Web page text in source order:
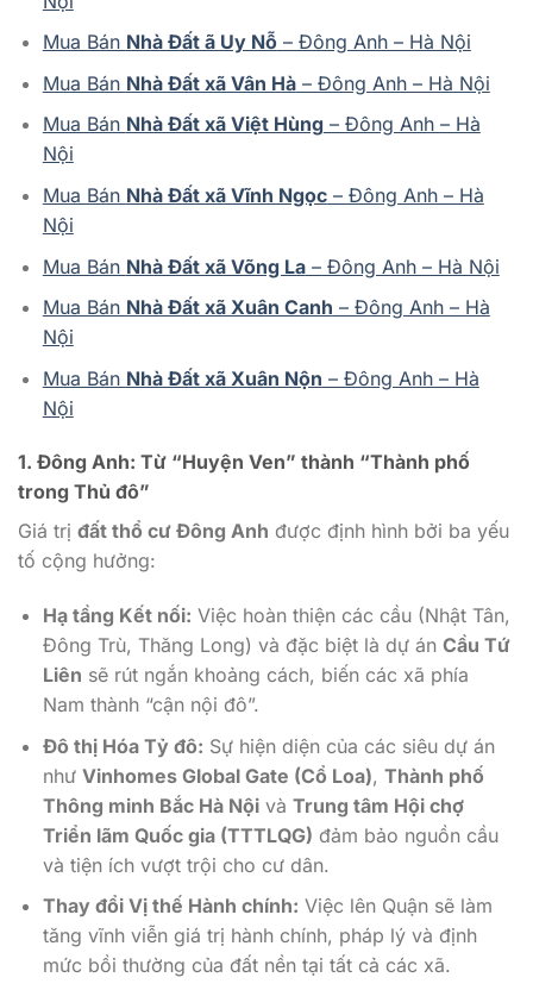
Mua Bán Nhà Đất ã Uy Nỗ– Đông Anh – Hà Nội
Mua Bán Nhà Đất xã Vân Hà– Đông Anh – Hà Nội
Mua Bán Nhà Đất xã Việt Hùng – Đông Anh – Hà
Nội
Mua Bán Nhà Đất xã Vĩnh Ngọc– Đông Anh – Hà
Nội
Mua Bán Nhà Đất xã Võng La– Đông Anh – Hà Nội
Mua Bán Nhà Đất xã Xuân Canh – Đông Anh – Hà
Nội
Mua Bán Nhà Đất xã Xuân Nộn – Đông Anh – Hà
Nội
1. Đông Anh: Từ “Huyện Ven” thành “Thành phố
trong Thủ đô”
Giá trị đất thổ cư Đông Anh được định hình bởi ba yếu
tố cộng hưởng:
Hạ tầng Kết nối: Việc hoàn thiện các cầu (Nhật Tân,
Đông Trù, Thăng Long) và đặc biệt là dự án Cầu Tứ
Liên sẽ rút ngắn khoảng cách, biến các xã phía
Nam thành “cận nội đô”.
Đô thị Hóa Tỷ đô: Sự hiện diện của các siêu dự án
như Vinhomes Global Gate (Cổ Loa), Thành phố
Thông minh Bắc Hà Nộivà Trung tâm Hội chợ
Triển lãm Quốc gia (TTTLQG) đảm bảo nguồn cầu
và tiện ích vượt trội cho cư dân.
Thay đổi Vị thế Hành chính: Việc lên Quận sẽ làm
tăng vĩnh viễn giá trị hành chính, pháp lý và định
mức bồi thường của đất nền tại tất cả các xã.